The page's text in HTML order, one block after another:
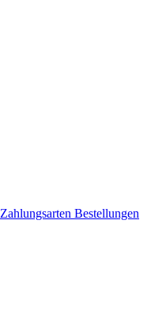
Zahlungsarten Bestellungen